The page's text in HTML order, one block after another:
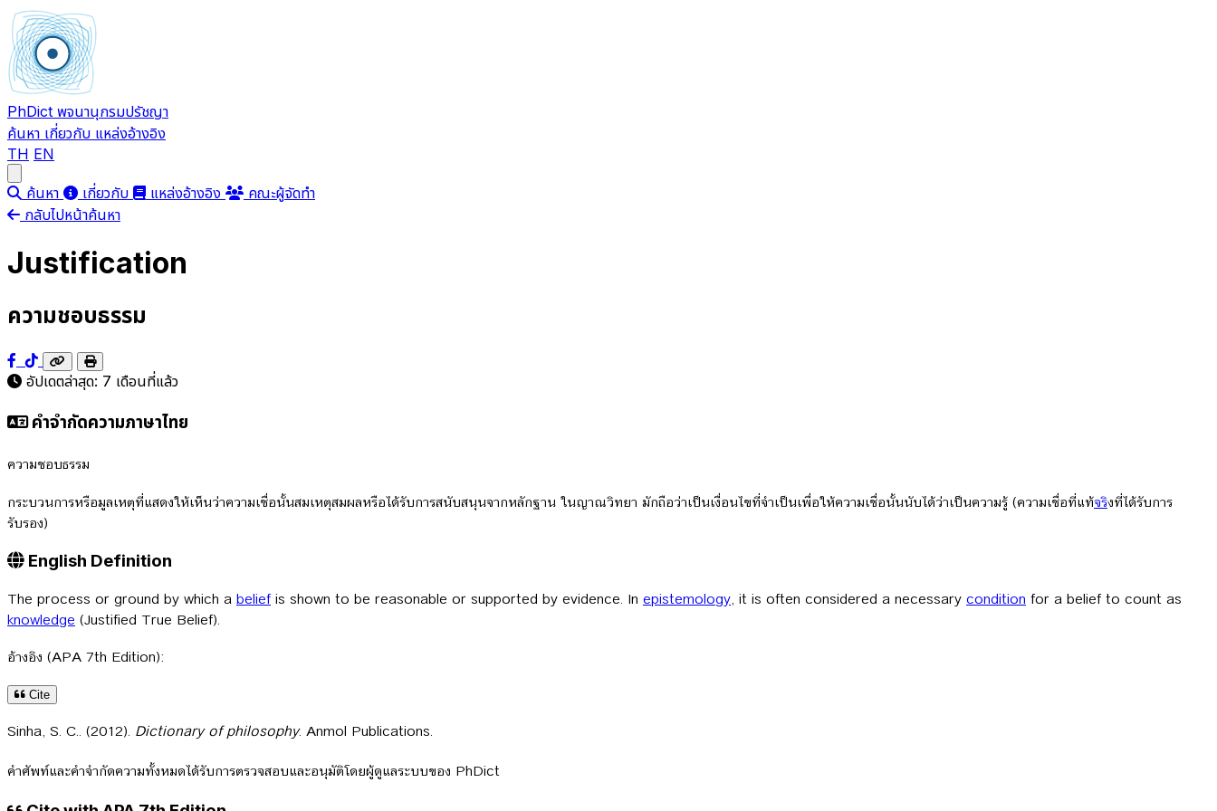
PhDict พจนานุกรมปรัชญา
ค้นหา เกี่ยวกับ แหล่งอ้างอิง
TH EN
ค้นหา เกี่ยวกับ แหล่งอ้างอิง
คณะผู้จัดทำ
กลับไปหน้าค้นหา
Justification
ความชอบธรรม
อัปเดตล่าสุด: 7 เดือนที่แล้ว
คำจำกัดความภาษาไทย
ความชอบธรรม
กระบวนการหรือมูลเหตุที่แสดงให้เห็นว่าความเชื่อนั้นสมเหตุสมผลหรือได้รับการสนับสนุนจากหลักฐาน ในญาณวิทยา มักถือว่าเป็นเงื่อนไขที่จำเป็นเพื่อให้ความเชื่อนั้นนับได้ว่าเป็นความรู้ (ความเชื่อที่แท้จริงที่ได้รับการ
รับรอง)
English Definition
The process or ground by which a beliefis shown to be reasonable or supported by evidence. In epistemology, it is often considered a necessary condition for a belief to count as
knowledge (Justified True Belief).
อ้างอิง (APA 7th Edition):
Cite
Sinha, S. C.. (2012). Dictionary of philosophy. Anmol Publications.
คำศัพท์และคำจำกัดความทั้งหมดได้รับการตรวจสอบและอนุมัติโดยผู้ดูแลระบบของ PhDict